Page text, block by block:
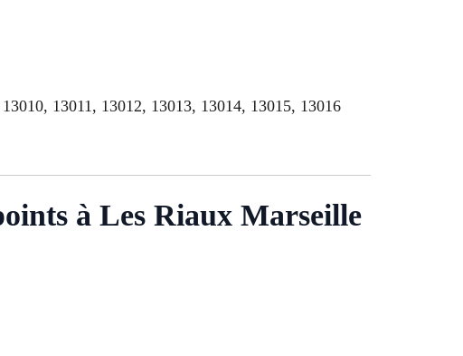
13011, 13012, 13013, 13014, 13015, 13016
à Les Riaux Marseille